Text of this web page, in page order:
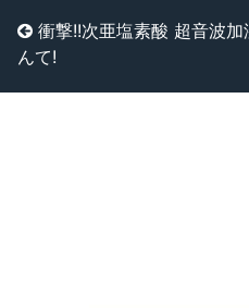
衝撃!!次亜塩素酸 超音波
んて!